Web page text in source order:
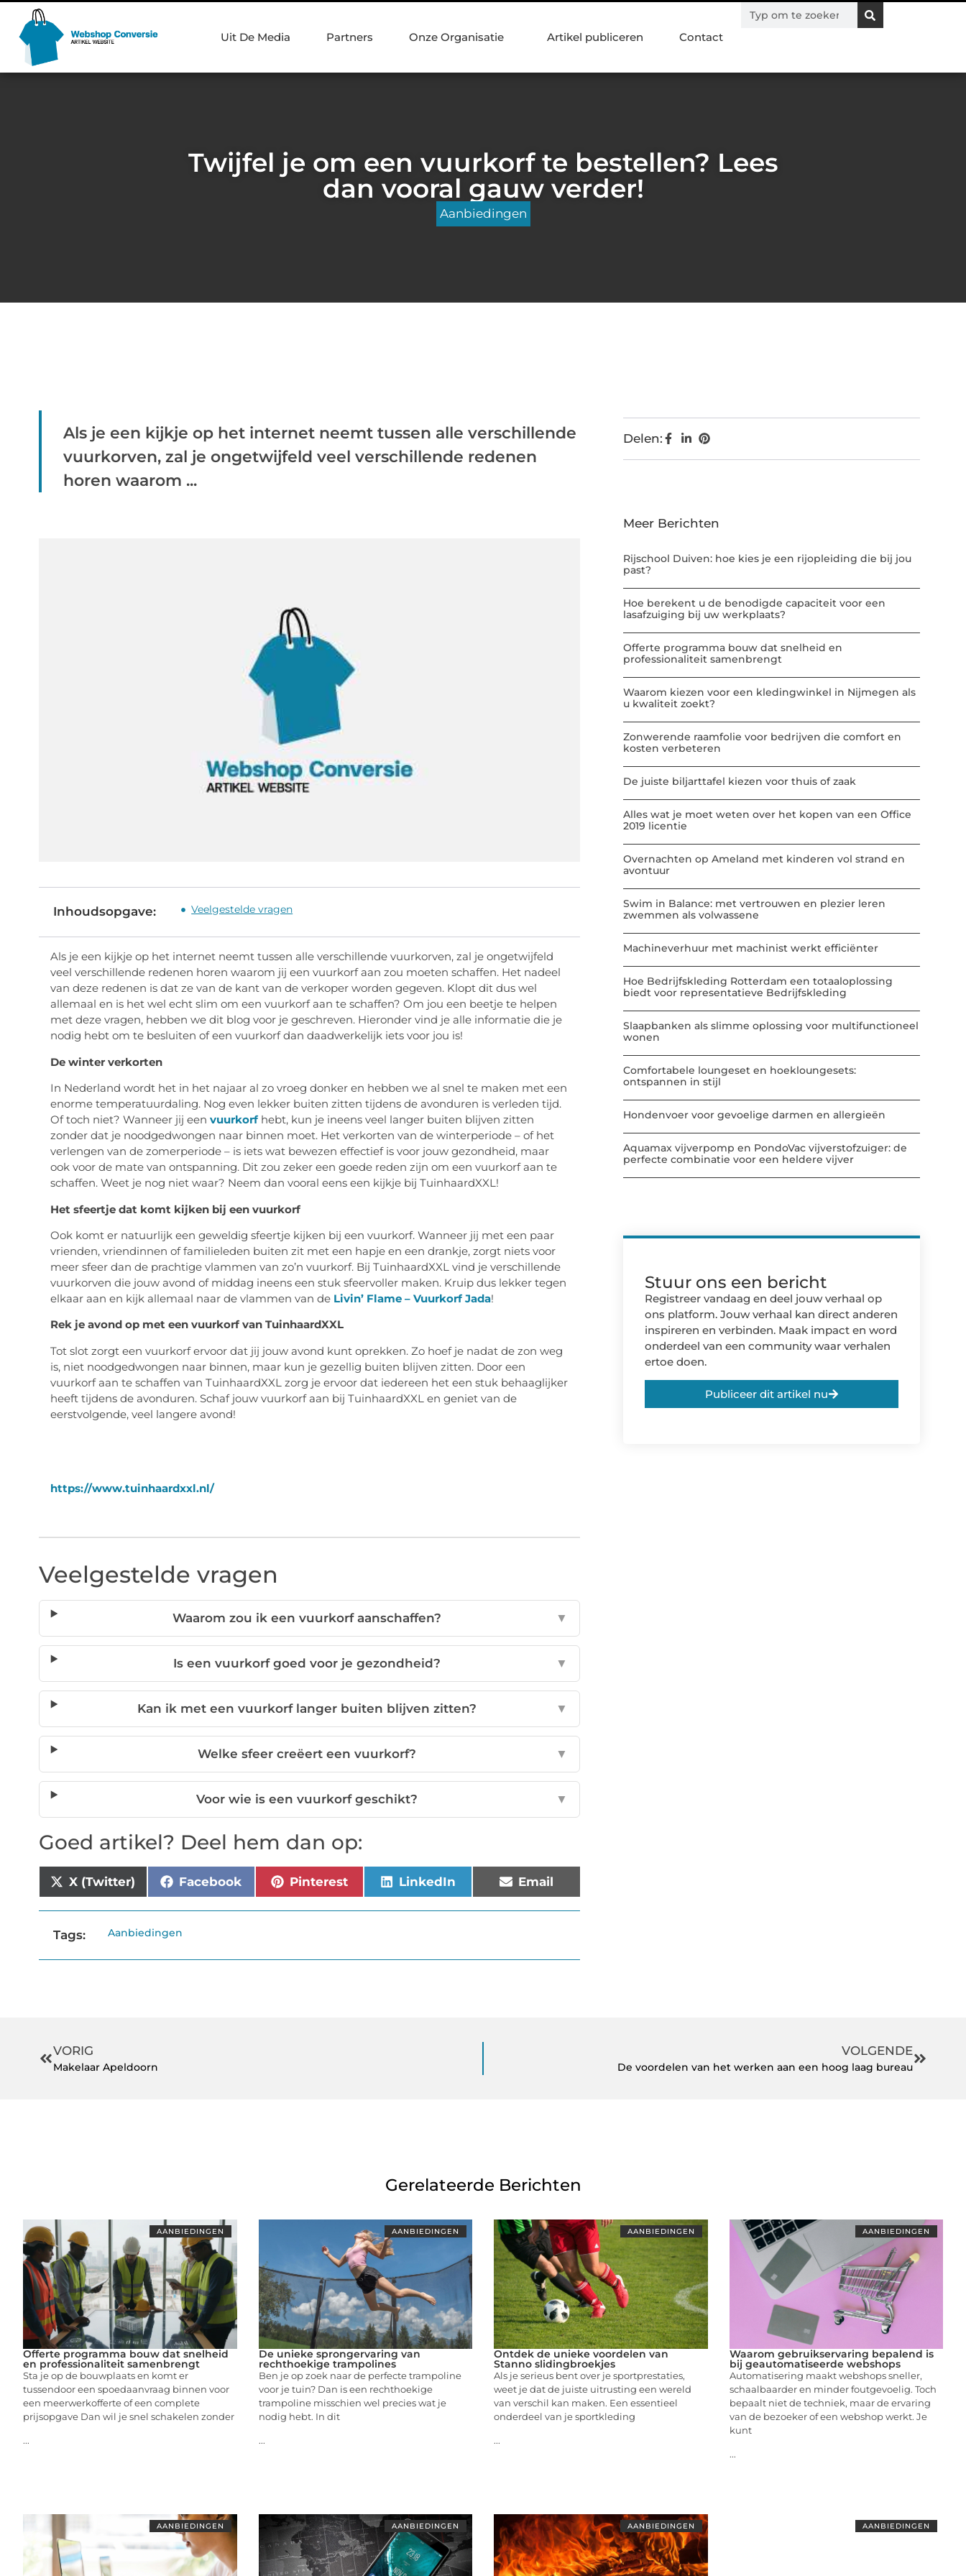
Uit De Media Partners Onze Organisatie Artikel publiceren Contact
Twijfel je om een vuurkorf te bestellen? Lees
dan vooral gauw verder!
Aanbiedingen
Als je een kijkje op het internet neemt tussen alle verschillende
vuurkorven, zal je ongetwijfeld veel verschillende redenen
horen waarom ...
Inhoudsopgave: Veelgestelde vragen
Als je een kijkje op het internet neemt tussen alle verschillende vuurkorven, zal je ongetwijfeld
veel verschillende redenen horen waarom jij een vuurkorf aan zou moeten schaffen. Het nadeel
van deze redenen is dat ze van de kant van de verkoper worden gegeven. Klopt dit dus wel
allemaal en is het wel echt slim om een vuurkorf aan te schaffen? Om jou een beetje te helpen
met deze vragen, hebben we dit blog voor je geschreven. Hieronder vind je alle informatie die je
nodig hebt om te besluiten of een vuurkorf dan daadwerkelijk iets voor jou is!
De winter verkorten
In Nederland wordt het in het najaar al zo vroeg donker en hebben we al snel te maken met een
enorme temperatuurdaling. Nog even lekker buiten zitten tijdens de avonduren is verleden tijd.
Of toch niet? Wanneer jij een vuurkorfhebt, kun je ineens veel langer buiten blijven zitten
zonder dat je noodgedwongen naar binnen moet. Het verkorten van de winterperiode – of het
verlengen van de zomerperiode – is iets wat bewezen effectief is voor jouw gezondheid, maar
ook voor de mate van ontspanning. Dit zou zeker een goede reden zijn om een vuurkorf aan te
schaffen. Weet je nog niet waar? Neem dan vooral eens een kijkje bij TuinhaardXXL!
Het sfeertje dat komt kijken bij een vuurkorf
Ook komt er natuurlijk een geweldig sfeertje kijken bij een vuurkorf. Wanneer jij met een paar
vrienden, vriendinnen of familieleden buiten zit met een hapje en een drankje, zorgt niets voor
meer sfeer dan de prachtige vlammen van zo’n vuurkorf. Bij TuinhaardXXL vind je verschillende
vuurkorven die jouw avond of middag ineens een stuk sfeervoller maken. Kruip dus lekker tegen
elkaar aan en kijk allemaal naar de vlammen van de Livin’ Flame – Vuurkorf Jada!
Rek je avond op met een vuurkorf van TuinhaardXXL
Tot slot zorgt een vuurkorf ervoor dat jij jouw avond kunt oprekken. Zo hoef je nadat de zon weg
is, niet noodgedwongen naar binnen, maar kun je gezellig buiten blijven zitten. Door een
vuurkorf aan te schaffen van TuinhaardXXL zorg je ervoor dat iedereen het een stuk behaaglijker
heeft tijdens de avonduren. Schaf jouw vuurkorf aan bij TuinhaardXXL en geniet van de
eerstvolgende, veel langere avond!
https://www.tuinhaardxxl.nl/
Veelgestelde vragen
Waarom zou ik een vuurkorf aanschaffen? ▼
Is een vuurkorf goed voor je gezondheid? ▼
Kan ik met een vuurkorf langer buiten blijven zitten? ▼
Welke sfeer creëert een vuurkorf? ▼
Voor wie is een vuurkorf geschikt? ▼
Goed artikel? Deel hem dan op:
X (Twitter) Facebook Pinterest LinkedIn Email
Tags: Aanbiedingen
Delen:
Meer Berichten
Rijschool Duiven: hoe kies je een rijopleiding die bij jou
past?
Hoe berekent u de benodigde capaciteit voor een
lasafzuiging bij uw werkplaats?
Offerte programma bouw dat snelheid en
professionaliteit samenbrengt
Waarom kiezen voor een kledingwinkel in Nijmegen als
u kwaliteit zoekt?
Zonwerende raamfolie voor bedrijven die comfort en
kosten verbeteren
De juiste biljarttafel kiezen voor thuis of zaak
Alles wat je moet weten over het kopen van een Office
2019 licentie
Overnachten op Ameland met kinderen vol strand en
avontuur
Swim in Balance: met vertrouwen en plezier leren
zwemmen als volwassene
Machineverhuur met machinist werkt efficiënter
Hoe Bedrijfskleding Rotterdam een totaaloplossing
biedt voor representatieve Bedrijfskleding
Slaapbanken als slimme oplossing voor multifunctioneel
wonen
Comfortabele loungeset en hoekloungesets:
ontspannen in stijl
Hondenvoer voor gevoelige darmen en allergieën
Aquamax vijverpomp en PondoVac vijverstofzuiger: de
perfecte combinatie voor een heldere vijver
Stuur ons een bericht
Registreer vandaag en deel jouw verhaal op
ons platform. Jouw verhaal kan direct anderen
inspireren en verbinden. Maak impact en word
onderdeel van een community waar verhalen
ertoe doen.
Publiceer dit artikel nu
VORIG
Makelaar Apeldoorn
VOLGENDE
De voordelen van het werken aan een hoog laag bureau
Gerelateerde Berichten
AANBIEDINGEN
Offerte programma bouw dat snelheid
en professionaliteit samenbrengt
Sta je op de bouwplaats en komt er
tussendoor een spoedaanvraag binnen voor
een meerwerkofferte of een complete
prijsopgave Dan wil je snel schakelen zonder
...
AANBIEDINGEN
De unieke sprongervaring van
rechthoekige trampolines
Ben je op zoek naar de perfecte trampoline
voor je tuin? Dan is een rechthoekige
trampoline misschien wel precies wat je
nodig hebt. In dit
...
AANBIEDINGEN
Ontdek de unieke voordelen van
Stanno slidingbroekjes
Als je serieus bent over je sportprestaties,
weet je dat de juiste uitrusting een wereld
van verschil kan maken. Een essentieel
onderdeel van je sportkleding
...
AANBIEDINGEN
Waarom gebruikservaring bepalend is
bij geautomatiseerde webshops
Automatisering maakt webshops sneller,
schaalbaarder en minder foutgevoelig. Toch
bepaalt niet de techniek, maar de ervaring
van de bezoeker of een webshop werkt. Je
kunt
...
AANBIEDINGEN AANBIEDINGEN AANBIEDINGEN AANBIEDINGEN